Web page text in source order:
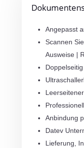
Angepasst
Scannen
Ausweise |
Anbindung
Datev
Lieferung,